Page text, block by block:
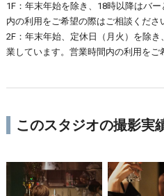
1F：年末年始を除き、18時以降はバ
内の利用をご希望の際はご相談くださ
2F：年末年始、定休日（月火）を除
業しています。営業時間内の利用をご
このスタジオの撮影実